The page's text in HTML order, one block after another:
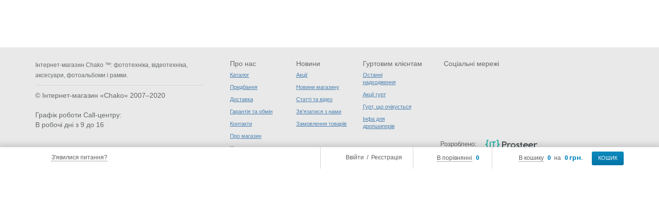
З'явилися питання? В кошику 0 на 0 грн. КОШИК
В порівнянні 0
Ввійти / Реєстрація
Інтернет-магазин Chako ™: фототехніка, відеотехніка,
аксесуари, фотоальбоми і рамки.
© Інтернет-магазин «Chako» 2007–2020
Графік роботи Call-центру:
В робочі дні з 9 до 16
Про нас
Каталог
Придбання
Доставка
Гарантія та обмін
Контакти
Про магазин
Угода користувача
Новини
Акції
Новини магазину
Статті та відео
Зв'язатися з нами
Замовлення товарів
Гуртовим клієнтам
Останні
надходження
Акції гурт
Гурт, що очікується
Інфа для
дропшиперів
Соціальні мережі
Розроблено: